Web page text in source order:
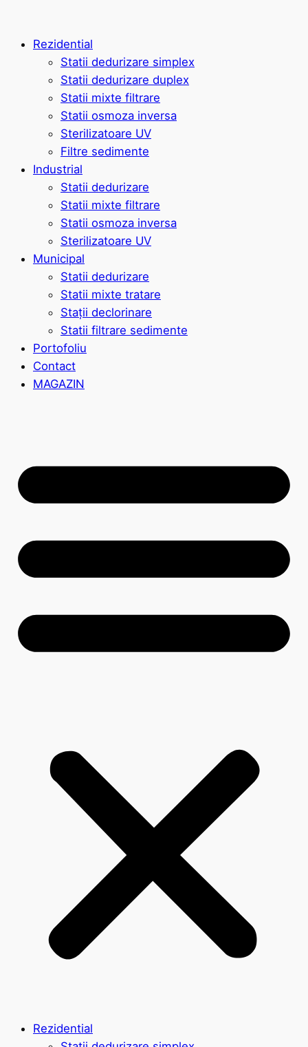
Rezidential
Statii dedurizare simplex
Statii dedurizare duplex
Statii mixte filtrare
Statii osmoza inversa
Sterilizatoare UV
Filtre sedimente
Industrial
Statii dedurizare
Statii mixte filtrare
Statii osmoza inversa
Sterilizatoare UV
Municipal
Statii dedurizare
Statii mixte tratare
Stații declorinare
Statii filtrare sedimente
Portofoliu
Contact
MAGAZIN
Rezidential